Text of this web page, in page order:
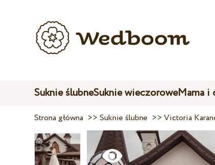
Suknie ślubneSuknie wieczoroweMama i
Strona główna >>Suknie ślubne >>Victoria